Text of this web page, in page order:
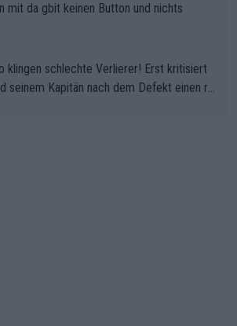
mit da gbit keinen Button und nichts
klingen schlechte Verlierer! Erst kritisiert
seinem Kapitän nach dem Defekt einen ro